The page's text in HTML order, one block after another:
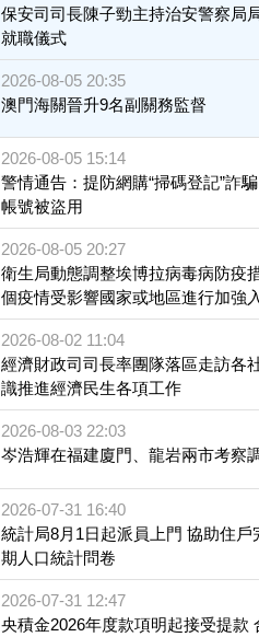
保安司司長陳子勁主持治安警察局
就職儀式
2026-08-05 20:35
澳門海關晉升9名副關務監督
2026-08-05 15:14
警情通告：提防網購“掃碼登記”詐
帳號被盜用
2026-08-05 20:27
衛生局動態調整埃博拉病毒病防疫
個疫情受影響國家或地區進行加強
施
2026-08-02 11:04
經濟財政司司長率團隊落區走訪各
識推進經濟民生各項工作
2026-08-03 22:03
岑浩輝在福建廈門、龍岩兩市考察
2026-07-31 16:40
統計局8月1日起派員上門 協助住戶完成2026 中
期人口統計問卷
2026-07-31 12:47
央積金2026年度款項明起接受提款 合發放條件